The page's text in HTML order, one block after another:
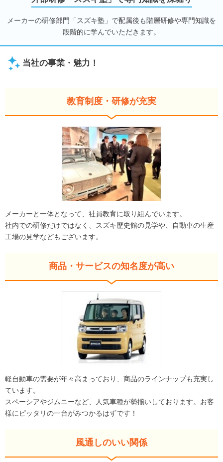
メーカーの研修部門「スズキ塾」で配属後も階層研修や専門知識を
段階的に学んでいただきます。
当社の事業・魅力！
教育制度・研修が充実
メーカーと一体となって、社員教育に取り組んでいます。
社内での研修だけではなく、スズキ歴史館の見学や、自動車の生産
工場の見学などもございます。
商品・サービスの知名度が高い
軽自動車の需要が年々高まっており、商品のラインナップも充実し
ています。
スペーシアやジムニーなど、人気車種が勢揃いしております。お客
様にピッタリの一台がみつかるはずです！
風通しのいい関係